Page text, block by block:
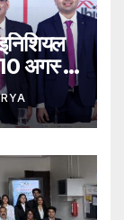
अगस्त,